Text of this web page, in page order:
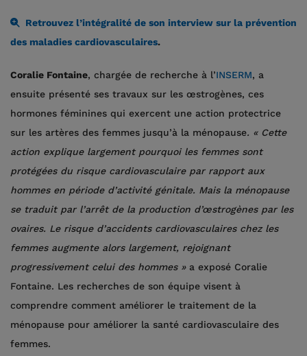
Retrouvez l’intégralité de son interview sur la prévention
des maladies cardiovasculaires.
Coralie Fontaine, chargée de recherche à l’INSERM, a
ensuite présenté ses travaux sur les œstrogènes, ces
hormones féminines qui exercent une action protectrice
sur les artères des femmes jusqu’à la ménopause. « Cette
action explique largement pourquoi les femmes sont
protégées du risque cardiovasculaire par rapport aux
hommes en période d’activité génitale. Mais la ménopause
se traduit par l’arrêt de la production d’œstrogènes par les
ovaires. Le risque d’accidents cardiovasculaires chez les
femmes augmente alors largement, rejoignant
progressivement celui des hommes » a exposé Coralie
Fontaine. Les recherches de son équipe visent à
comprendre comment améliorer le traitement de la
ménopause pour améliorer la santé cardiovasculaire des
femmes.